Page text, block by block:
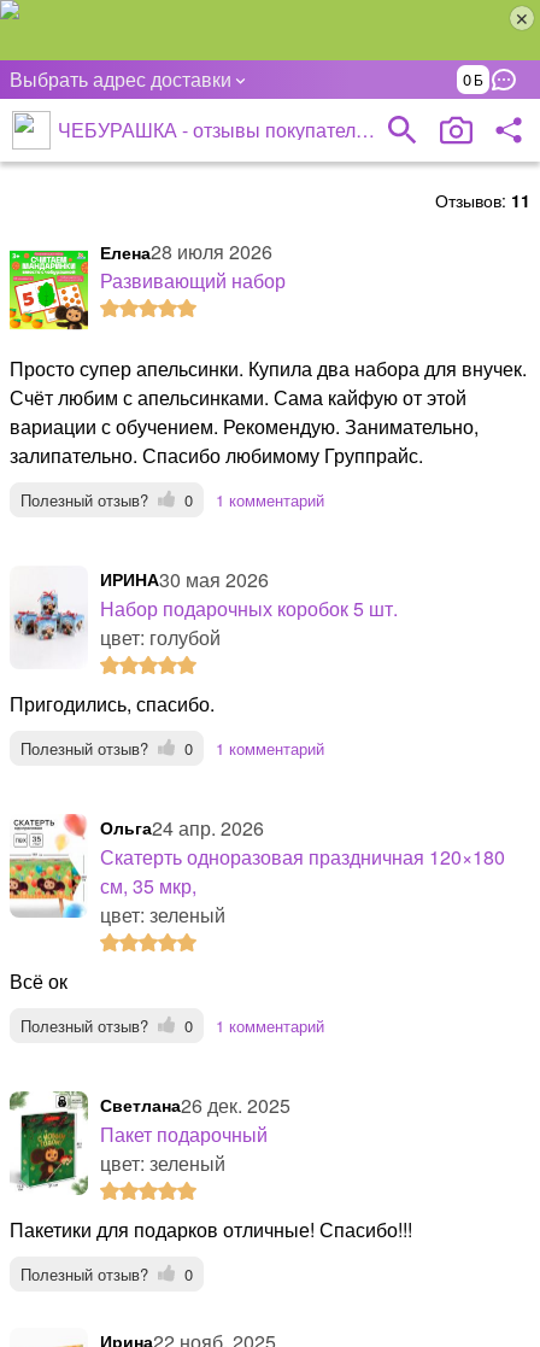
Выбрать адрес доставки 0
ЧЕБУРАШКА - отзывы покупателей
Отзывов: 11
Елена28 июля 2026
Развивающий набор
Просто супер апельсинки. Купила два набора для внучек.
Счёт любим с апельсинками. Сама кайфую от этой
вариации с обучением. Рекомендую. Занимательно,
залипательно. Спасибо любимому Группрайс.
Полезный отзыв? 0 1 комментарий
ИРИНА30 мая 2026
Набор подарочных коробок 5 шт.
цвет: голубой
Пригодились, спасибо.
Полезный отзыв? 0 1 комментарий
Ольга24 апр. 2026
Скатерть одноразовая праздничная 120×180
см, 35 мкр,
цвет: зеленый
Всё ок
Полезный отзыв? 0 1 комментарий
Светлана26 дек. 2025
Пакет подарочный
цвет: зеленый
Пакетики для подарков отличные! Спасибо!!!
Полезный отзыв? 0
Ирина22 нояб. 2025